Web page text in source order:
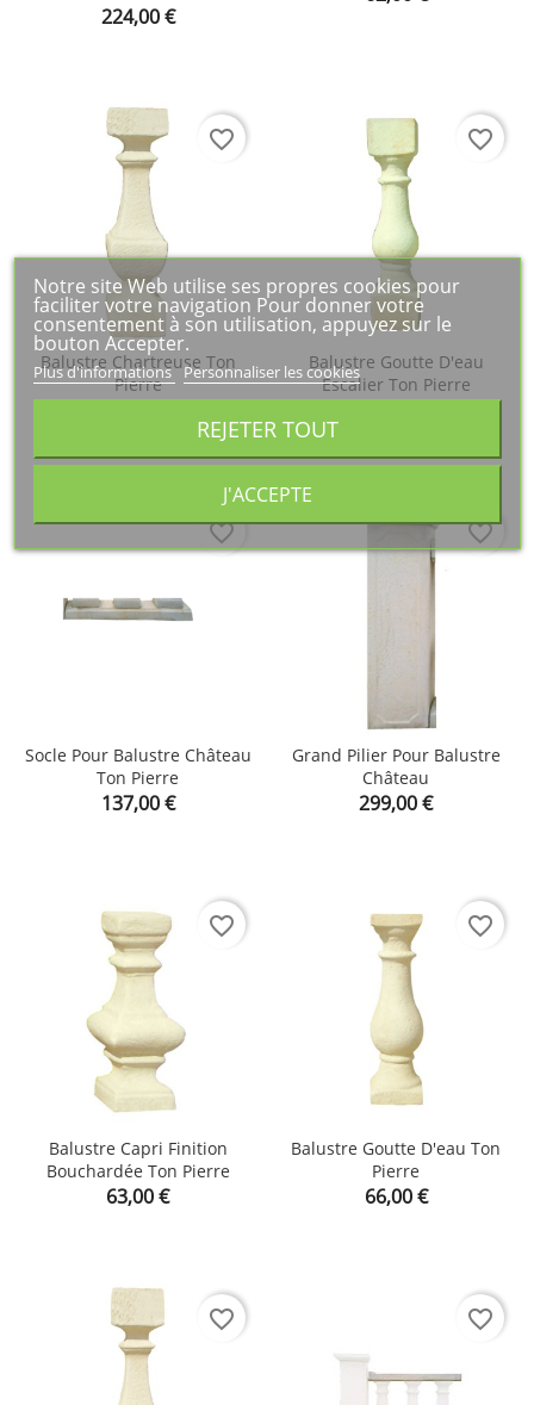
Prix
224,00 €
Balustre Chartreuse Ton
Pierre
favorite_border
Balustre Goutte D'eau
Escalier Ton Pierre
favorite_border
Socle Pour Balustre Château
Ton Pierre
Prix
137,00 €
favorite_border
Grand Pilier Pour Balustre
Château
Prix
299,00 €
favorite_border
Balustre Capri Finition
Bouchardée Ton Pierre
Prix
63,00 €
favorite_border
Balustre Goutte D'eau Ton
Pierre
Prix
66,00 €
favorite_border
favorite_border favorite_border
Notre site Web utilise ses propres cookies pour
faciliter votre navigation Pour donner votre
consentement à son utilisation, appuyez sur le
bouton Accepter.
Plus d'informations Personnaliser les cookies
REJETER TOUT
J'ACCEPTE